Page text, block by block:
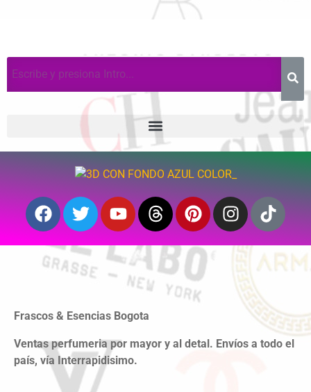
Frascos & Esencias Bogota
Ventas perfumeria por mayor y al detal. Envíos a todo el
país, vía Interrapidisimo.